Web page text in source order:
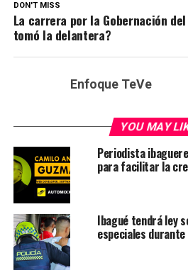
DON'T MISS
La carrera por la Gobernación
tomó la delantera?
Enfoque TeVe
YOU MAY
Periodista
para facilitar la
Ibagué tendrá ley
especiales